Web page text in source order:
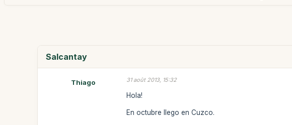
Salcantay
Thiago 31 août 2013, 15:32
Hola!
En octubre llego en Cuzco.